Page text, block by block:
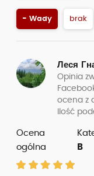
- Wady brak
Леся
Opinia
ocena z
Ilość
Ocena
ogólna
B